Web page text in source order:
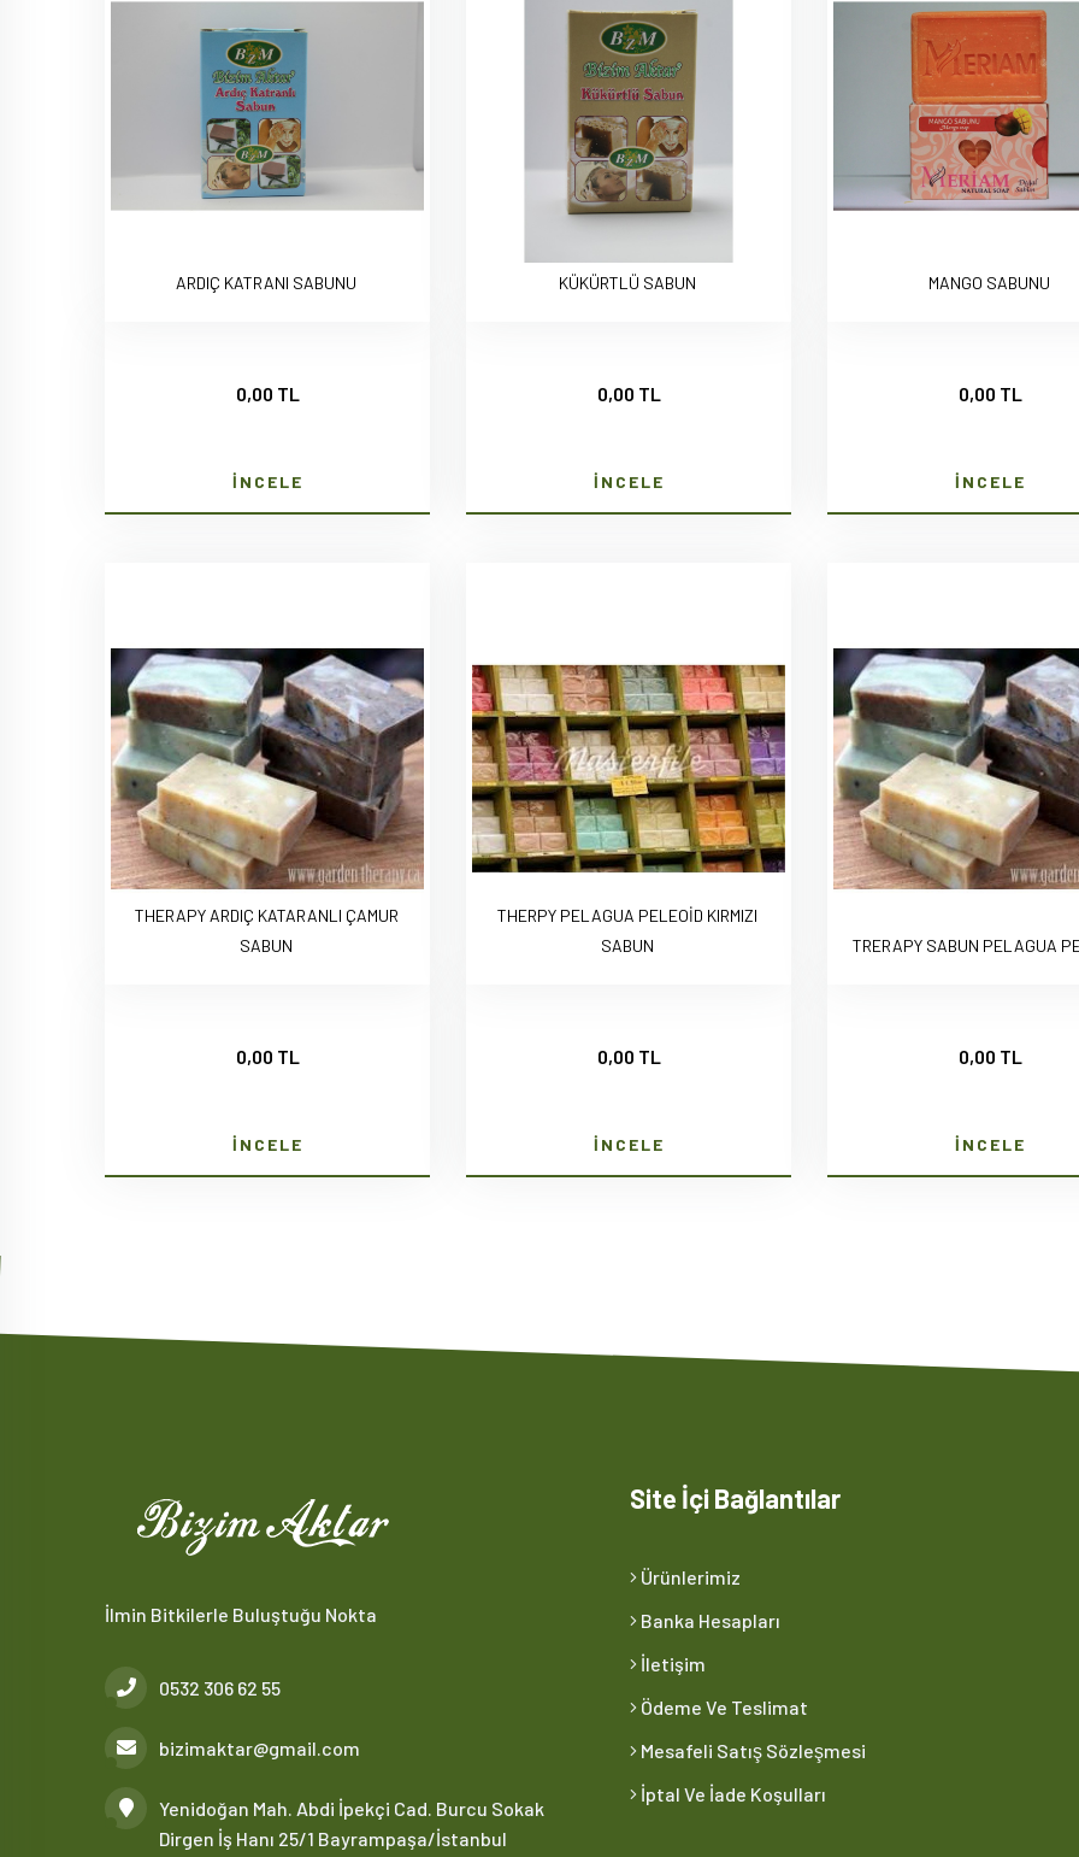
ARDIÇ KATRANI SABUNU
0,00 TL
İNCELE
KÜKÜRTLÜ SABUN
0,00 TL
İNCELE
MANGO SABUNU
0,00 TL
İNCELE
THERAPY ARDIÇ KATARANLI ÇAMUR
SABUN
0,00 TL
İNCELE
THERPY PELAGUA PELEOİD KIRMIZI
SABUN
0,00 TL
İNCELE
TRERAPY SABUN PELAGUA
0,00 TL
İNCELE
İlmin Bitkilerle Buluştuğu Nokta
0532 306 62 55
bizimaktar@gmail.com
Yenidoğan Mah. Abdi İpekçi Cad. Burcu Sokak
Dirgen İş Hanı 25/1 Bayrampaşa/İstanbul
Site İçi Bağlantılar
Ürünlerimiz
Banka Hesapları
İletişim
Ödeme Ve Teslimat
Mesafeli Satış Sözleşmesi
İptal Ve İade Koşulları